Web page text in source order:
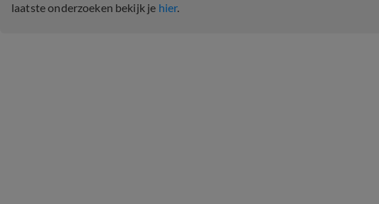
laatste onderzoeken bekijk je hier.